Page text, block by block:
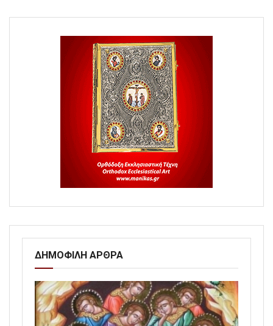
ΔΗΜΟΦΙΛΗ ΑΡΘΡΑ